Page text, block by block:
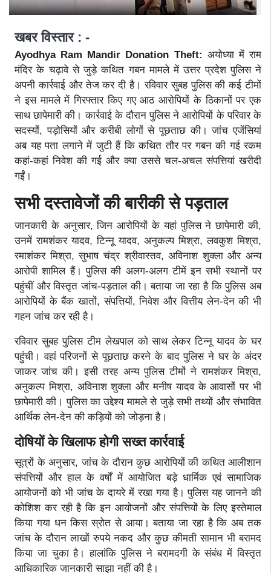
खबर विस्तार : -
Ayodhya Ram Mandir Donation Theft: अयोध्या में राम
मंदिर के चढ़ावे से जुड़े कथित गबन मामले में उत्तर प्रदेश पुलिस ने
अपनी कार्रवाई और तेज कर दी है। रविवार सुबह पुलिस की कई टीमों
ने इस मामले में गिरफ्तार किए गए आठ आरोपियों के ठिकानों पर एक
साथ छापेमारी की। कार्रवाई के दौरान पुलिस ने आरोपियों के परिवार के
सदस्यों, पड़ोसियों और करीबी लोगों से पूछताछ की। जांच एजेंसियां
अब यह पता लगाने में जुटी हैं कि कथित तौर पर गबन की गई रकम
कहां-कहां निवेश की गई और क्या उससे चल-अचल संपत्तियां खरीदी
गईं।
सभी दस्तावेजों की बारीकी से पड़ताल
जानकारी के अनुसार, जिन आरोपियों के यहां पुलिस ने छापेमारी की,
उनमें रामशंकर यादव, टिन्नू यादव, अनुकल्प मिश्रा, लवकुश मिश्रा,
रमाशंकर मिश्रा, सुभाष चंद्र श्रीवास्तव, अविनाश शुक्ला और अन्य
आरोपी शामिल हैं। पुलिस की अलग-अलग टीमें इन सभी स्थानों पर
पहुंचीं और विस्तृत जांच-पड़ताल की। बताया जा रहा है कि पुलिस अब
आरोपियों के बैंक खातों, संपत्तियों, निवेश और वित्तीय लेन-देन की भी
गहन जांच कर रही है।
रविवार सुबह पुलिस टीम लेखपाल को साथ लेकर टिन्नू यादव के घर
पहुंची। वहां परिजनों से पूछताछ करने के बाद पुलिस ने घर के अंदर
जाकर जांच की। इसी तरह अन्य पुलिस टीमों ने रामशंकर मिश्रा,
अनुकल्प मिश्रा, अविनाश शुक्ला और मनीष यादव के आवासों पर भी
छापेमारी की। पुलिस का उद्देश्य मामले से जुड़े सभी तथ्यों और संभावित
आर्थिक लेन-देन की कड़ियों को जोड़ना है।
दोषियों के खिलाफ होगी सख्त कार्रवाई
सूत्रों के अनुसार, जांच के दौरान कुछ आरोपियों की कथित आलीशान
संपत्तियों और हाल के वर्षों में आयोजित बड़े धार्मिक एवं सामाजिक
आयोजनों को भी जांच के दायरे में रखा गया है। पुलिस यह जानने की
कोशिश कर रही है कि इन आयोजनों और संपत्तियों के लिए इस्तेमाल
किया गया धन किस स्रोत से आया। बताया जा रहा है कि अब तक
जांच के दौरान लाखों रुपये नकद और कुछ कीमती सामान भी बरामद
किया जा चुका है। हालांकि पुलिस ने बरामदगी के संबंध में विस्तृत
आधिकारिक जानकारी साझा नहीं की है।